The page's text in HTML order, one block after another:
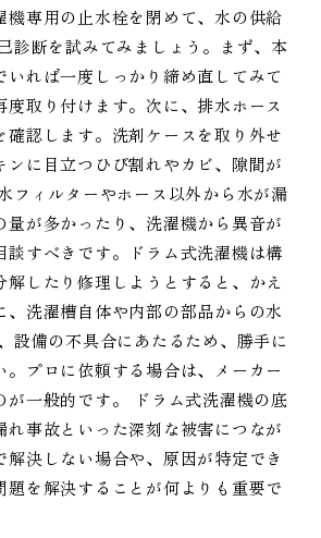
専用の止水栓を閉めて、水の供給
診断を試みてみましょう。まず、本
れば一度しっかり締め直してみて
取り付けます。次に、排水ホース
認します。洗剤ケースを取り外せ
に目立つひび割れやカビ、隙間が
フィルターやホース以外から水が漏
が多かったり、洗濯機から異音が
すべきです。ドラム式洗濯機は構
したり修理しようとすると、かえ
洗濯槽自体や内部の部品からの水
設備の不具合にあたるため、勝手に
プロに依頼する場合は、メーカー
一般的です。 ドラム式洗濯機の底
事故といった深刻な被害につなが
決しない場合や、原因が特定でき
を解決することが何よりも重要で